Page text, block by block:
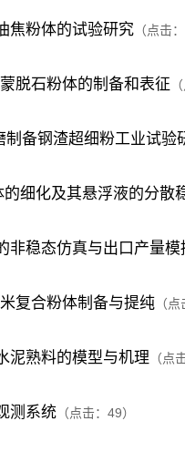
焦粉体的试验研究 （点击：
脱石粉体的制备和表征
制备钢渣超细粉工业试验
细化及其悬浮液的分散
非稳态仿真与出口产量模
复合粉体制备与提纯 （
泥熟料的模型与机理 （点
测系统 （点击： 49）